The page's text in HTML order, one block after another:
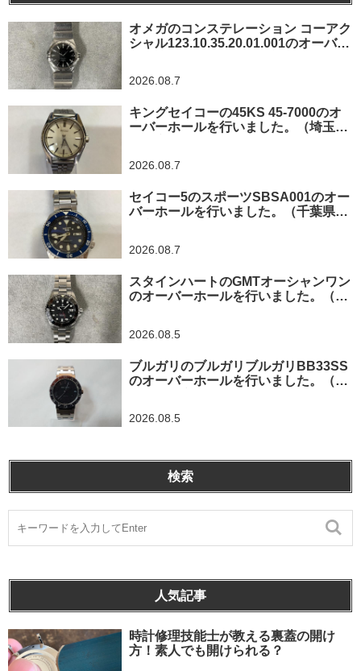
オメガのコンステレーション コーアク
シャル123.10.35.20.01.001のオーバー
2026.08.7
キングセイコーの45KS 45-7000のオ
ーバーホールを行いました。（埼玉県
2026.08.7
セイコー5のスポーツSBSA001のオー
バーホールを行いました。（千葉県東
2026.08.7
スタインハートのGMTオーシャンワン
のオーバーホールを行いました。（神
2026.08.5
ブルガリのブルガリブルガリBB33SS
のオーバーホールを行いました。（埼
2026.08.5
検索
人気記事
時計修理技能士が教える裏蓋の開け
方！素人でも開けられる？